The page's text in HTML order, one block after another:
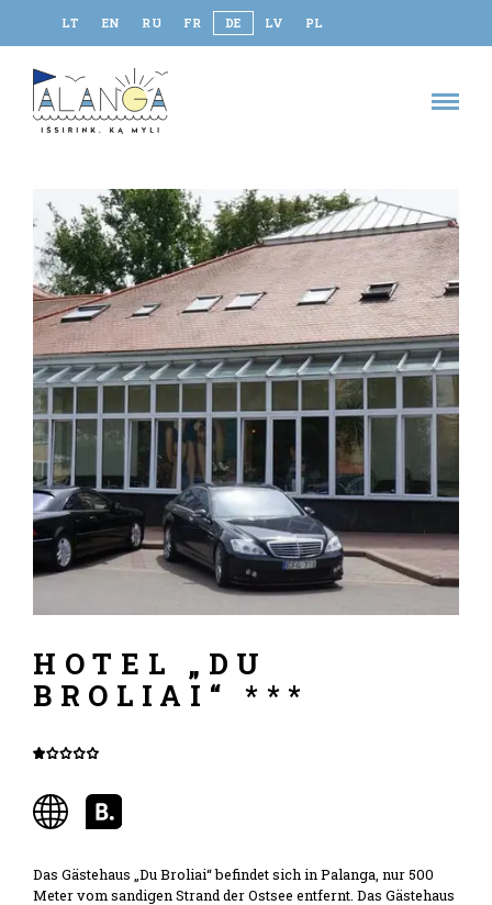
LT EN RU FR DE LV PL
HOTEL „DU
BROLIAI“ ***
Das Gästehaus „Du Broliai“ befindet sich in Palanga, nur 500
Meter vom sandigen Strand der Ostsee entfernt. Das Gästehaus